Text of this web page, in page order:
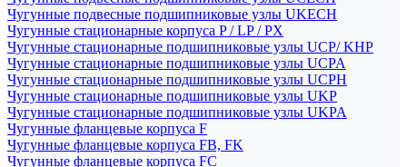
Чугунные подвесные подшипниковые узлы UKECH
Чугунные стационарные корпуса P / LP / PX
Чугунные стационарные подшипниковые узлы UCP/ KHP
Чугунные стационарные подшипниковые узлы UCPA
Чугунные стационарные подшипниковые узлы UCPH
Чугунные стационарные подшипниковые узлы UKP
Чугунные стационарные подшипниковые узлы UKPA
Чугунные фланцевые корпуса F
Чугунные фланцевые корпуса FB, FK
Чугунные фланцевые корпуса FC